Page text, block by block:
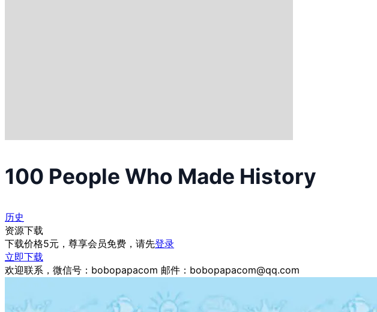
100 People Who Made History
历史
资源下载
下载价格5元，尊享会员免费，请先登录
立即下载
欢迎联系，微信号：bobopapacom 邮件：bobopapacom@qq.com